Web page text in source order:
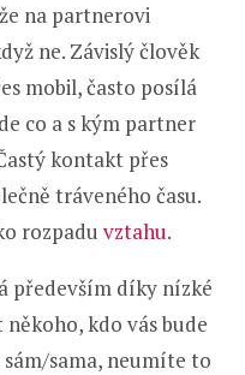
na partnerovi
ne. Závislý člověk
mobil, často posílá
co a s kým partner
kontakt přes
tráveného času.
rozpadu vztahu.
především díky nízké
kdo vás bude
sama, neumíte to